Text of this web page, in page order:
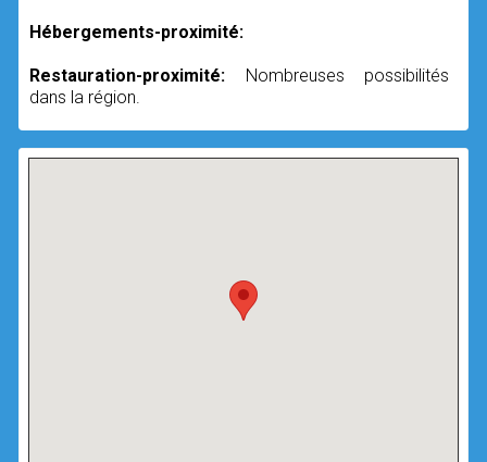
Hébergements-proximité:
Restauration-proximité: Nombreuses possibilités
dans la région.